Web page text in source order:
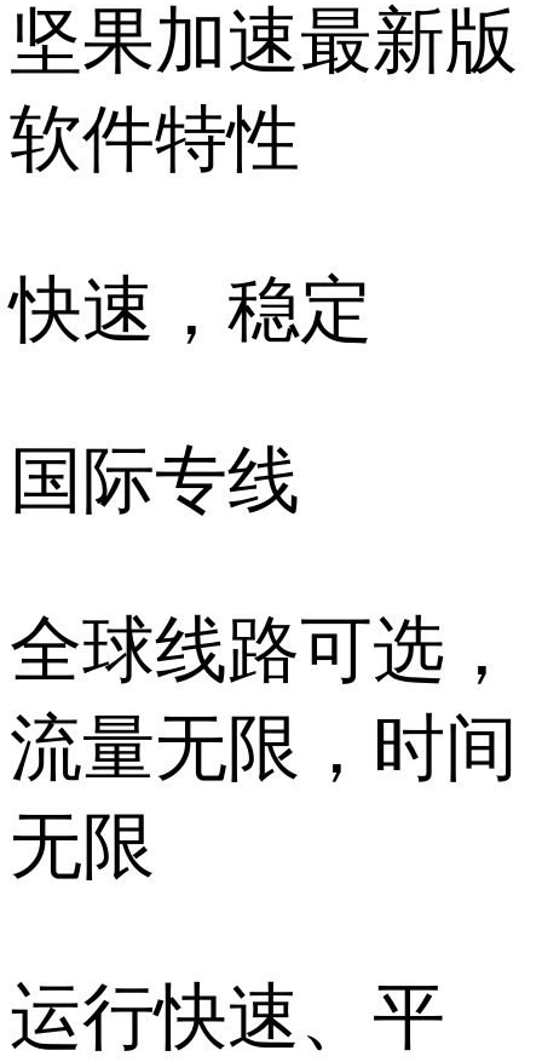
坚果加速最新版
软件特性
快速，稳定
国际专线
全球线路可选，
流量无限，时间
无限
运行快速、平